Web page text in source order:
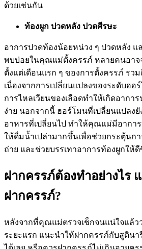
ด้วยเช่นกัน
ท้องผูก ปวดหลัง ปวดศีรษะ
อาการปวดท้องน้อยหน่วง ๆ ปวดหลัง แ
พบบ่อยในคุณแม่ตั้งครรภ์ หลายคนอาจ
ตั้งแต่เดือนแรก ๆ ของการตั้งครรภ์ รวม
เนื่องจากการเปลี่ยนแปลงของระดับฮอ
การไหลเวียนของเลือดทำให้เกิดอากา
ง่าย นอกจากนี้ ฮอร์โมนที่เปลี่ยนแปลงยั
อาหารที่เปลี่ยนไป ทำให้คุณแม่มีอากา
ให้ดื่มน้ำเปล่ามากขึ้นเพื่อช่วยกระตุ้นก
ถ่าย และช่วยบรรเทาอาการท้องผูกให้
ฝากครรภ์ต้องทำอย่างไร
ฝากครรภ์?
หลังจากที่คุณแม่ตรวจเช็กจนแน่ใจแล้ว
ระยะแรก แนะนำให้ฝากครรภ์กับสูติน